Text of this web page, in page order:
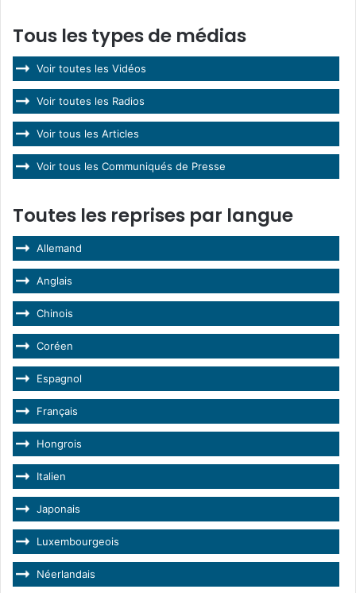
Tous les types de médias
Voir toutes les Vidéos
Voir toutes les Radios
Voir tous les Articles
Voir tous les Communiqués de Presse
Toutes les reprises par langue
Allemand
Anglais
Chinois
Coréen
Espagnol
Français
Hongrois
Italien
Japonais
Luxembourgeois
Néerlandais